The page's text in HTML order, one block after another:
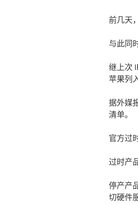
前几天
与此同
继上次
苹果列
据外媒
清单。
官方过
过时产
停产产
切硬件